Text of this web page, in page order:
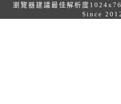
瀏覽器建議最佳解析度
Since